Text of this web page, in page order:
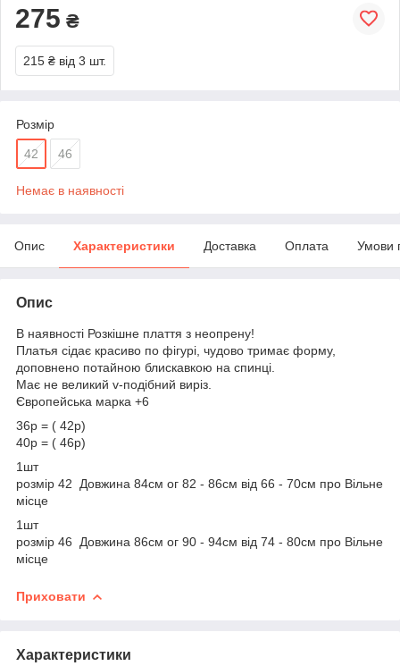
275 ₴
215 ₴ від 3 шт.
Розмір
42 46
Немає в наявності
Опис Характеристики Доставка Оплата Умови
Опис
В наявності Розкішне плаття з неопрену!
Платья сідає красиво по фігурі, чудово тримає форму,
доповнено потайною блискавкою на спинці.
Має не великий v-подібний виріз.
Європейська марка +6
36р = ( 42р)
40р = ( 46р)
1шт
розмір 42 Довжина 84см ог 82 - 86см від 66 - 70см про Вільне
місце
1шт
розмір 46 Довжина 86см ог 90 - 94см від 74 - 80см про Вільне
місце
Приховати
Характеристики